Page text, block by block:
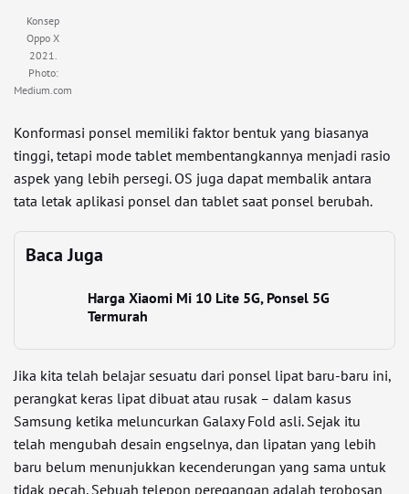
Konsep
Oppo X
2021.
Photo:
Medium.com
Konformasi ponsel memiliki faktor bentuk yang biasanya
tinggi, tetapi mode tablet membentangkannya menjadi rasio
aspek yang lebih persegi. OS juga dapat membalik antara
tata letak aplikasi ponsel dan tablet saat ponsel berubah.
Baca Juga
Harga Xiaomi Mi 10 Lite 5G, Ponsel 5G
Termurah
Jika kita telah belajar sesuatu dari ponsel lipat baru-baru ini,
perangkat keras lipat dibuat atau rusak – dalam kasus
Samsung ketika meluncurkan Galaxy Fold asli. Sejak itu
telah mengubah desain engselnya, dan lipatan yang lebih
baru belum menunjukkan kecenderungan yang sama untuk
tidak pecah. Sebuah telepon peregangan adalah terobosan